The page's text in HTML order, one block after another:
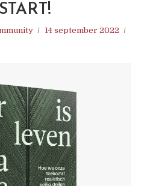
14 september 2022